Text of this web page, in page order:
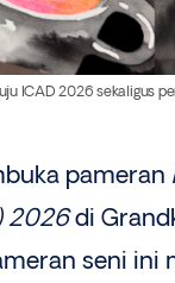
ICAD 2026 sekaligus
pameran
2026di
seni ini